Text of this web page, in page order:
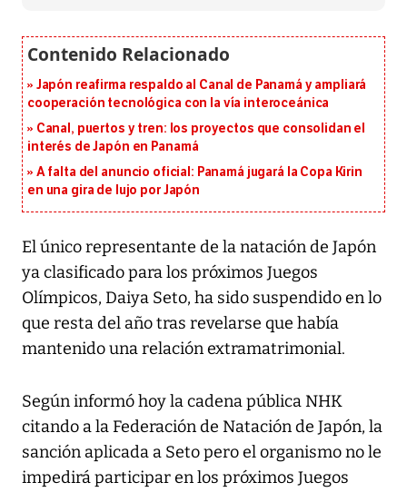
Japón reafirma respaldo al Canal de Panamá y ampliará
cooperación tecnológica con la vía interoceánica
Canal, puertos y tren: los proyectos que consolidan el
interés de Japón en Panamá
A falta del anuncio oficial: Panamá jugará la Copa Kirin
en una gira de lujo por Japón
El único representante de la natación de Japón
ya clasificado para los próximos Juegos
Olímpicos, Daiya Seto, ha sido suspendido en lo
que resta del año tras revelarse que había
mantenido una relación extramatrimonial.
Según informó hoy la cadena pública NHK
citando a la Federación de Natación de Japón, la
sanción aplicada a Seto pero el organismo no le
impedirá participar en los próximos Juegos